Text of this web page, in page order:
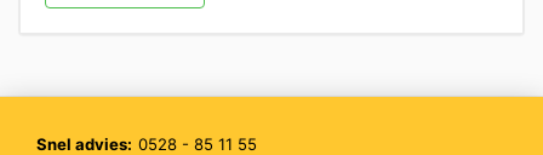
Snel advies: 0528 - 85 11 55